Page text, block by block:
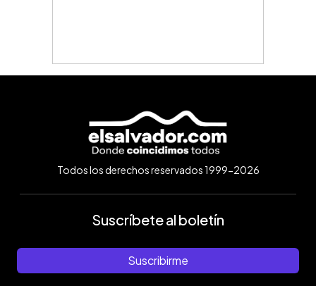
Todos los derechos reservados 1999-2026
Suscríbete al boletín
Suscribirme